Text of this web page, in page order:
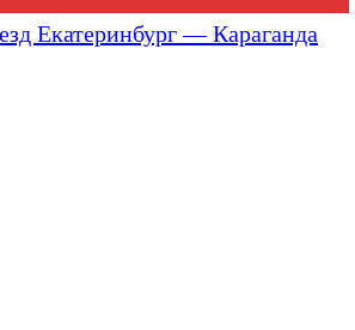
Екатеринбург — Караганда